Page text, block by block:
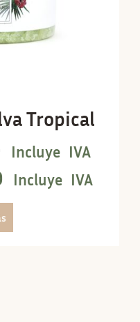
Tropical
Incluye IVA
Incluye IVA